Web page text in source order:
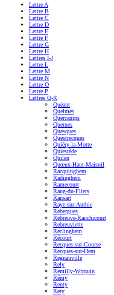
Lettre A
Lettre B
Lettre C
Lettre D
Lettre E
Lettre F
Lettre G
Lettre H
Lettres I-J
Lettre L
Lettre M
Lettre N
Lettre O
Lettre P
Lettres Q-R
Quéant
Quelmes
Quercamps
Quernes
Quesques
Questrecques
Quiéry-la-Motte
Quiestède
Quilen
Quœux-Haut-Maisnil
Racquinghem
Radinghem
Ramecourt
Rang-du-Fliers
Ransart
Raye-sur-Authie
Rebergues
Rebreuve-Ranchicourt
Rebreuviette
Reclinghem
Récourt
Recques-sur-Course
Recques-sur-Hem
Regnauville
Rely
Remilly-Wirquin
Rémy
Renty
Rety